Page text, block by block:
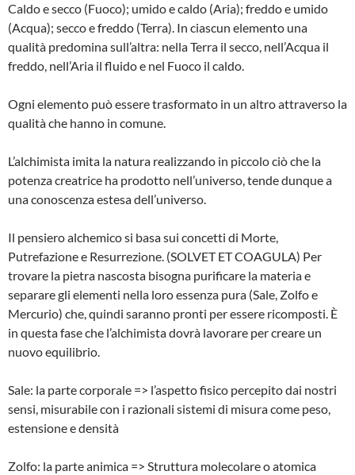
Caldo e secco (Fuoco); umido e caldo (Aria); freddo e umido
(Acqua); secco e freddo (Terra). In ciascun elemento una
qualità predomina sull’altra: nella Terra il secco, nell’Acqua il
freddo, nell’Aria il fluido e nel Fuoco il caldo.
Ogni elemento può essere trasformato in un altro attraverso la
qualità che hanno in comune.
L’alchimista imita la natura realizzando in piccolo ciò che la
potenza creatrice ha prodotto nell’universo, tende dunque a
una conoscenza estesa dell’universo.
Il pensiero alchemico si basa sui concetti di Morte,
Putrefazione e Resurrezione. (SOLVET ET COAGULA) Per
trovare la pietra nascosta bisogna purificare la materia e
separare gli elementi nella loro essenza pura (Sale, Zolfo e
Mercurio) che, quindi saranno pronti per essere ricomposti. È
in questa fase che l’alchimista dovrà lavorare per creare un
nuovo equilibrio.
Sale: la parte corporale => l’aspetto fisico percepito dai nostri
sensi, misurabile con i razionali sistemi di misura come peso,
estensione e densità
Zolfo: la parte animica => Struttura molecolare o atomica